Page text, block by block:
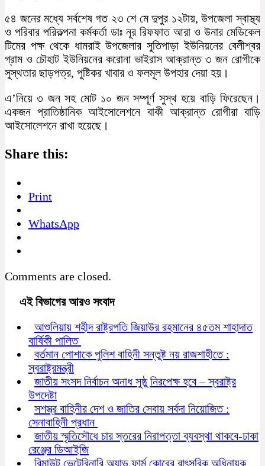
৫৪ জনের মধ্যে সর্বশেষ গত ২৩ শে মে দুপুর ১২টায়, উপজেলা স্বাস্থ্য
ও পরিবার পরিকল্পনা কর্মকর্তা ডাঃ নূর রিফফাত আরা ও উনার মেডিকেল
টিমের পক্ষ থেকে ধামরাই উপজেলার সুতিপাড়া ইউনিয়নের বেলীশ্বর
গ্রাম ও চৌহাট ইউনিয়নের করোনা ভাইরাস আক্রান্ত ৩ জন রোগীকে
সুস্থতার ছাড়পত্র, পুষ্টিকর খাবার ও ফলমূল উপহার দেয়া হয়।
এ’নিয়ে ৩ জন সহ মোট ১০ জন সম্পূর্ণ সুস্থ হয়ে বাড়ি ফিরেছেন।
একজন প্রাতিষ্ঠানিক আইসোলেশনে বাকী আক্রান্ত রোগীরা বাড়ি
আইসোলেশনে রাখা হয়েছে।
Share this:
Print
WhatsApp
Comments are closed.
এই বিভাগের আরও সংবাদ
আশুলিয়ায় শহীদ রাষ্ট্রপতি জিয়াউর রহমানের ৪৫তম শাহাদাত
বার্ষিকী পালিত
বর্তমান পোশাকে পুলিশ বাহিনী সন্তুষ্ট নয় রাজশাহীতে :
স্বরাষ্ট্রমন্ত্রী
জাতীয় সংসদ নির্বাচন অনাধ সুষ্ঠু নিরপেক্ষ হবে – স্বরাষ্ট্র
উপদেষ্টা
সশস্ত্র বাহিনীর দেশ ও জাতির সেবায় সর্বদা নিয়োজিত :
সেনাবাহিনী প্রধান
জাতীয় স্মৃতিসৌধে চার স্তরের নিরাপত্তা ব্যবস্থা থাকবে-ঢাকা
রেঞ্জের ডিআইজি
রিমাউন্ট ভেটেরিনারি অ্যান্ড ফার্ম কোরের বাৎসরিক অধিনায়ক